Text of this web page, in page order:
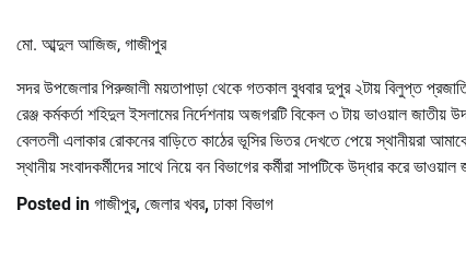
মো. আব্দুল আজিজ, গাজীপুর
সদর উপজেলার পিরুজালী ময়তাপাড়া থেকে গতকাল বুধবার দুপুর ২টায় বিলুপ্ত
রেঞ্জ কর্মকর্তা শহিদুল ইসলামের নির্দেশনায় অজগরটি বিকেল ৩ টায় ভাওয়াল
বেলতলী এলাকার রোকনের বাড়িতে কাঠের ভূসির ভিতর দেখতে পেয়ে স্থানীয়রা
স্থানীয় সংবাদকর্মীদের সাথে নিয়ে বন বিভাগের কর্মীরা সাপটিকে উদ্ধার করে
Posted in গাজীপুর, জেলার খবর, ঢাকা বিভাগ